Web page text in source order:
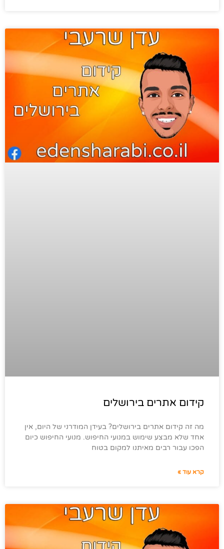
קידום אתרים בירושלים
מה זה קידום אתרים בירושלים? בעידן המודרני של היום, אין
אחד שלא מבצע שימוש במנועי החיפוש. מנועי החיפוש כיום
הפכו עבור רבים מאיתנו למקום בטוח
קרא עוד »